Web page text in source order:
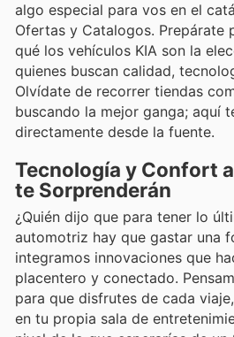
algo especial para vos en el
Ofertas y Catalogos. Prepárate
qué los vehículos KIA son la
quienes buscan calidad,
Olvídate de recorrer tiendas
buscando la mejor ganga; aquí
directamente desde la fuente.
Tecnología y Confort
te Sorprenderán
¿Quién dijo que para tener lo
automotriz hay que gastar una
integramos innovaciones que
placentero y conectado.
para que disfrutes de cada
en tu propia sala de